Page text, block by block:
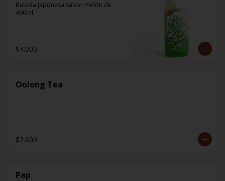
Bebida Japonesa sabor melón de
490ml.
$4.000
Oolong Tea
$2.600
Pap